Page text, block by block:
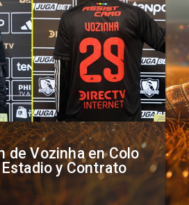
de Vozinha en Colo
y Contrato